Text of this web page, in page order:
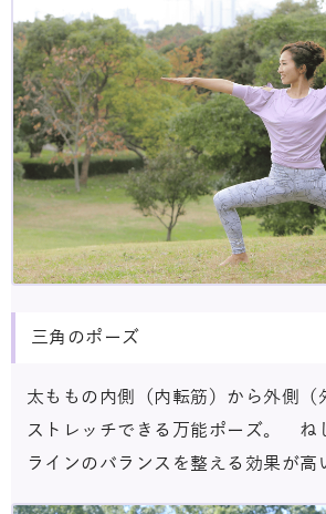
三角のポーズ
太ももの内側（内転筋）から外側（
ストレッチできる万能ポーズ。 ね
ラインのバランスを整える効果が高